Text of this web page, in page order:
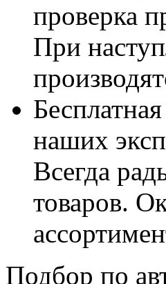
проверка
При
наших
Всегда
товаров.
Подбор по